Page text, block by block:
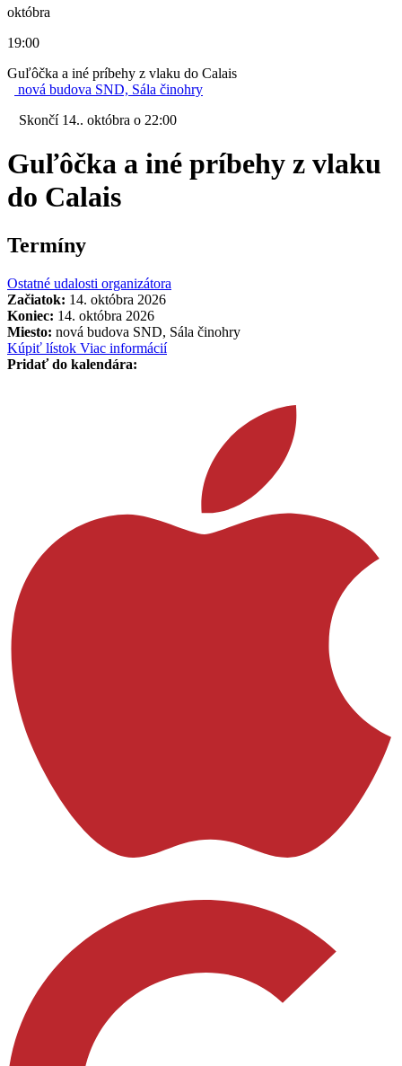
októbra
19:00
Guľôčka a iné príbehy z vlaku do Calais
nová budova SND, Sála činohry
Skončí 14.. októbra o 22:00
Guľôčka a iné príbehy z vlaku
do Calais
Termíny
Ostatné udalosti organizátora
Začiatok: 14. októbra 2026
Koniec: 14. októbra 2026
Miesto: nová budova SND, Sála činohry
Kúpiť lístok Viac informácií
Pridať do kalendára: